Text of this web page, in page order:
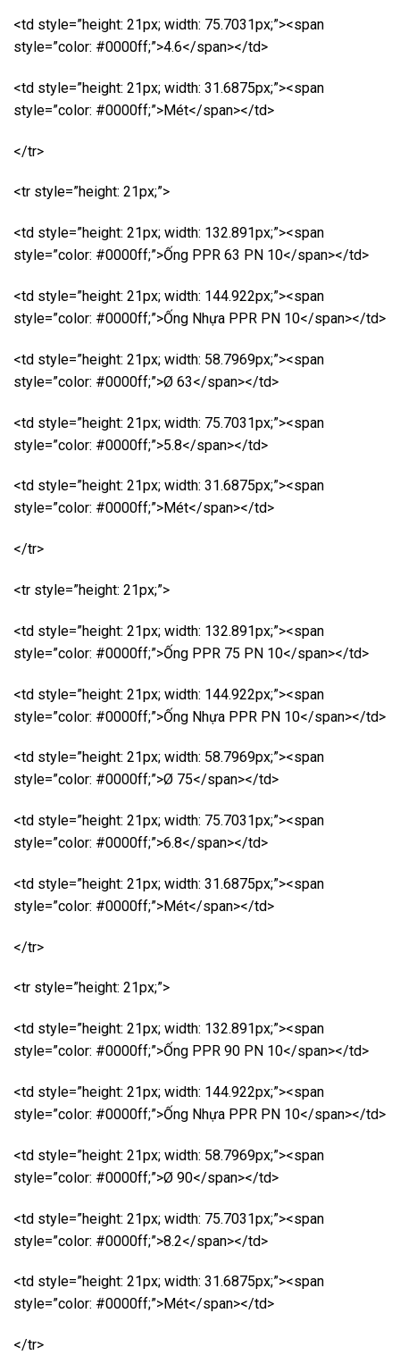
<td style=”height: 21px; width: 75.7031px;”><span
style=”color: #0000ff;”>4.6</span></td>
<td style=”height: 21px; width: 31.6875px;”><span
style=”color: #0000ff;”>Mét</span></td>
</tr>
<tr style=”height: 21px;”>
<td style=”height: 21px; width: 132.891px;”><span
style=”color: #0000ff;”>Ống PPR 63 PN 10</span></td>
<td style=”height: 21px; width: 144.922px;”><span
style=”color: #0000ff;”>Ống Nhựa PPR PN 10</span></td>
<td style=”height: 21px; width: 58.7969px;”><span
style=”color: #0000ff;”>Ø 63</span></td>
<td style=”height: 21px; width: 75.7031px;”><span
style=”color: #0000ff;”>5.8</span></td>
<td style=”height: 21px; width: 31.6875px;”><span
style=”color: #0000ff;”>Mét</span></td>
</tr>
<tr style=”height: 21px;”>
<td style=”height: 21px; width: 132.891px;”><span
style=”color: #0000ff;”>Ống PPR 75 PN 10</span></td>
<td style=”height: 21px; width: 144.922px;”><span
style=”color: #0000ff;”>Ống Nhựa PPR PN 10</span></td>
<td style=”height: 21px; width: 58.7969px;”><span
style=”color: #0000ff;”>Ø 75</span></td>
<td style=”height: 21px; width: 75.7031px;”><span
style=”color: #0000ff;”>6.8</span></td>
<td style=”height: 21px; width: 31.6875px;”><span
style=”color: #0000ff;”>Mét</span></td>
</tr>
<tr style=”height: 21px;”>
<td style=”height: 21px; width: 132.891px;”><span
style=”color: #0000ff;”>Ống PPR 90 PN 10</span></td>
<td style=”height: 21px; width: 144.922px;”><span
style=”color: #0000ff;”>Ống Nhựa PPR PN 10</span></td>
<td style=”height: 21px; width: 58.7969px;”><span
style=”color: #0000ff;”>Ø 90</span></td>
<td style=”height: 21px; width: 75.7031px;”><span
style=”color: #0000ff;”>8.2</span></td>
<td style=”height: 21px; width: 31.6875px;”><span
style=”color: #0000ff;”>Mét</span></td>
</tr>